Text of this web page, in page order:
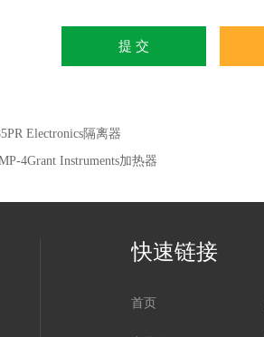
Electronics隔离器
4Grant Instruments加热器
快速链接
首页